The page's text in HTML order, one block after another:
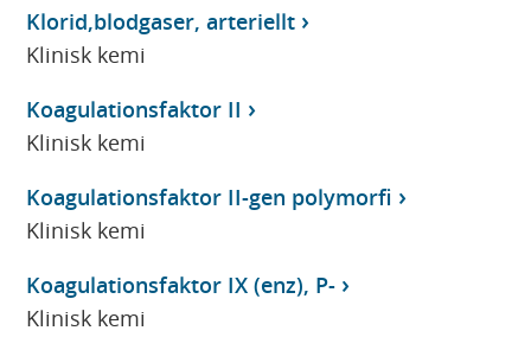
Klorid,blodgaser, arteriellt
Klinisk kemi
Koagulationsfaktor II
Klinisk kemi
Koagulationsfaktor II-gen polymorfi
Klinisk kemi
Koagulationsfaktor IX (enz), P-
Klinisk kemi